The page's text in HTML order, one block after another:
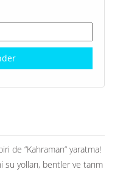
de ”Kahraman” yaratma!
su yolları, bentler ve tarım